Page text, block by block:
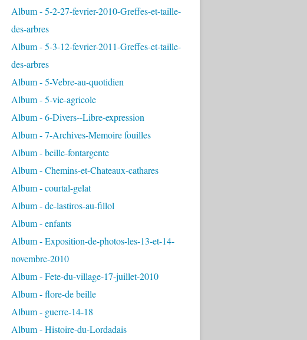
Album - 5-2-27-fevrier-2010-Greffes-et-taille-
des-arbres
Album - 5-3-12-fevrier-2011-Greffes-et-taille-
des-arbres
Album - 5-Vebre-au-quotidien
Album - 5-vie-agricole
Album - 6-Divers--Libre-expression
Album - 7-Archives-Memoire fouilles
Album - beille-fontargente
Album - Chemins-et-Chateaux-cathares
Album - courtal-gelat
Album - de-lastiros-au-fillol
Album - enfants
Album - Exposition-de-photos-les-13-et-14-
novembre-2010
Album - Fete-du-village-17-juillet-2010
Album - flore-de beille
Album - guerre-14-18
Album - Histoire-du-Lordadais